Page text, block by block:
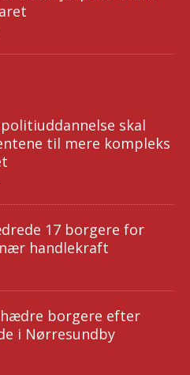
skal
til mere kompleks
17 borgere for
handlekraft
borgere efter
i Nørresundby